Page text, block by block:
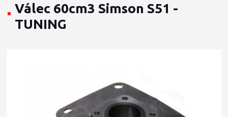
Válec 60cm3 Simson S51 -
TUNING